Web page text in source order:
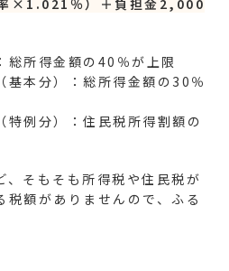
所得金額の40％が上限
本分）：総所得金額の30％
例分）：住民税所得割額の
、そもそも所得税や住民税が
額がありませんので、ふる